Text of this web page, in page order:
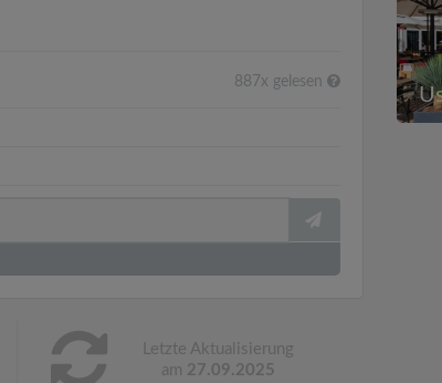
887x gelesen
Letzte Aktualisierung
am 27.09.2025